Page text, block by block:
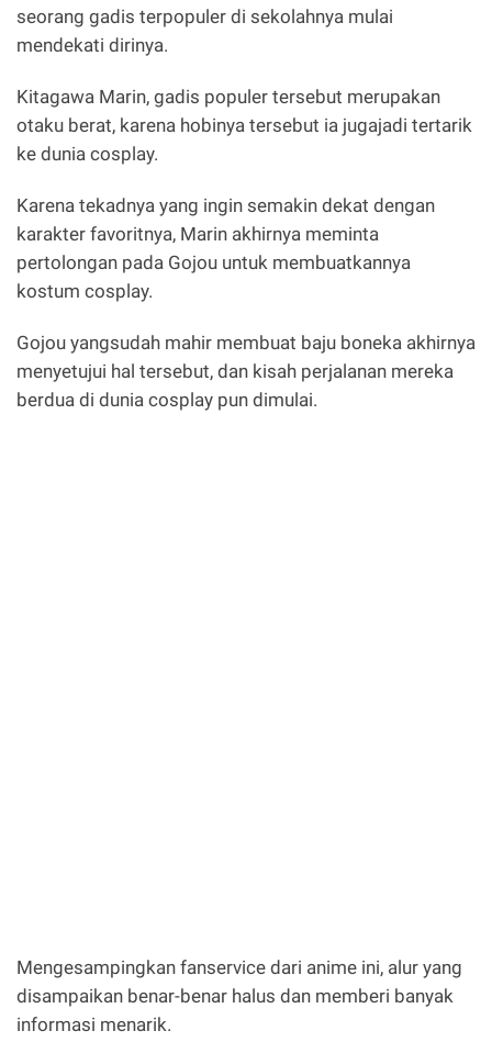
seorang gadis terpopuler di sekolahnya mulai
mendekati dirinya.
Kitagawa Marin, gadis populer tersebut merupakan
otaku berat, karena hobinya tersebut ia jugajadi tertarik
ke dunia cosplay.
Karena tekadnya yang ingin semakin dekat dengan
karakter favoritnya, Marin akhirnya meminta
pertolongan pada Gojou untuk membuatkannya
kostum cosplay.
Gojou yangsudah mahir membuat baju boneka akhirnya
menyetujui hal tersebut, dan kisah perjalanan mereka
berdua di dunia cosplay pun dimulai.
Mengesampingkan fanservice dari anime ini, alur yang
disampaikan benar-benar halus dan memberi banyak
informasi menarik.